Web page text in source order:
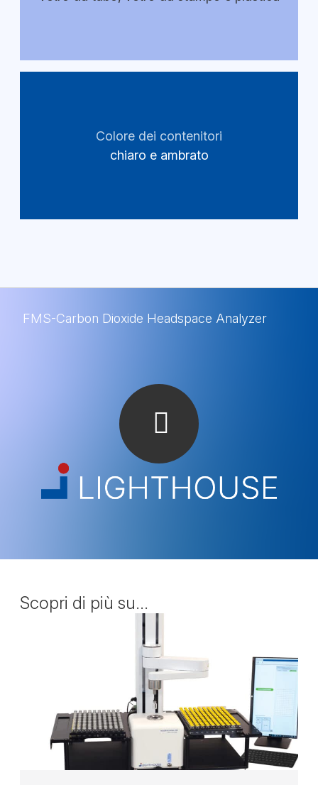
Colore dei contenitori
chiaro e ambrato
FMS-Carbon Dioxide Headspace Analyzer
Scopri di più su...